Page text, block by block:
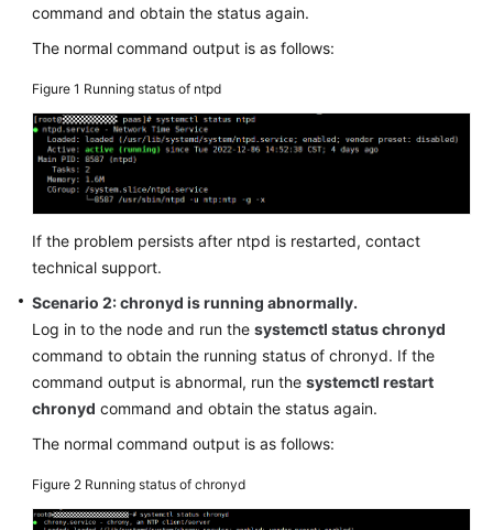
Started
Guide
Best
Practices
API
Reference
Reference
Skill
Reference
FAQs
Videos
command and obtain the status again.
The normal command output is as follows:
Figure 1 Running status of ntpd
If the problem persists after ntpd is restarted, contact
technical support.
Scenario 2: chronyd is running abnormally.
Log in to the node and run the systemctl status chronyd
command to obtain the running status of chronyd. If the
command output is abnormal, run the systemctl restart
chronyd command and obtain the status again.
The normal command output is as follows:
Figure 2 Running status of chronyd